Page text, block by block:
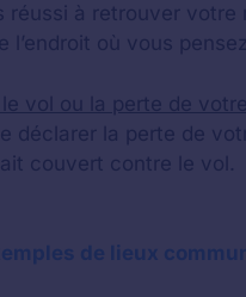
réussi à retrouver votre
l’endroit où vous
le vol ou la perte de
déclarer la perte de
couvert contre le vol.
de lieux